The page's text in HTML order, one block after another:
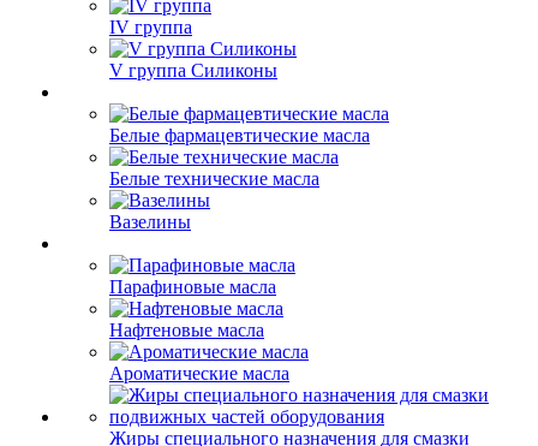
IV группа
V группа Силиконы
Белые фармацевтические масла
Белые технические масла
Вазелины
Парафиновые масла
Нафтеновые масла
Ароматические масла
Жиры специального назначения для смазки